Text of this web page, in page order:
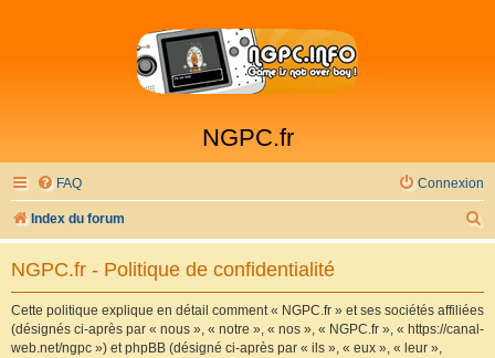
NGPC.fr
FAQ Connexion
Index du forum
e
e
NGPC.fr - Politique de confidentialité
Cette politique explique en détail comment « NGPC.fr » et ses sociétés affiliées
(désignés ci-après par « nous », « notre », « nos », « NGPC.fr », « https://canal-
web.net/ngpc ») et phpBB (désigné ci-après par « ils », « eux », « leur »,